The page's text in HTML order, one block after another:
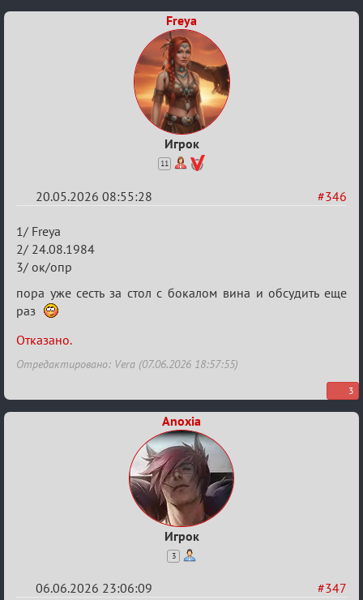
Freya
Игрок
11
#346
20.05.2026 08:55:28
Re:
Заявки
в
Авторитеты²
1/ Freya
2/ 24.08.1984
3/ ок/опр
пора уже сесть за стол с бокалом вина и обсудить еще
раз
Отказано.
Отредактировано: Vera (07.06.2026 18:57:55)
3
Anoxia
Игрок
3
#347
06.06.2026 23:06:09